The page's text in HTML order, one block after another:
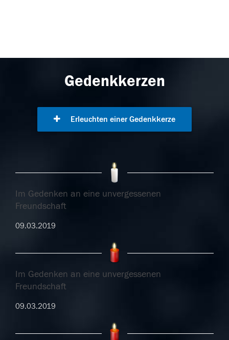
Gedenkkerzen
Erleuchten einer Gedenkkerze
Im Gedenken an eine unvergessenen
Freundschaft
09.03.2019
Im Gedenken an eine unvergessenen
Freundschaft
09.03.2019